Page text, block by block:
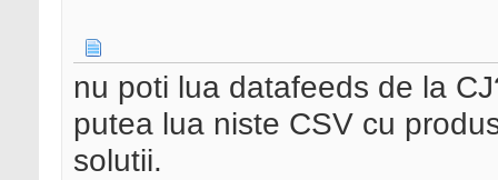
nu poti lua datafeeds de la
putea lua niste CSV cu
solutii.